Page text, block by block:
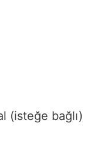
(isteğe bağlı)